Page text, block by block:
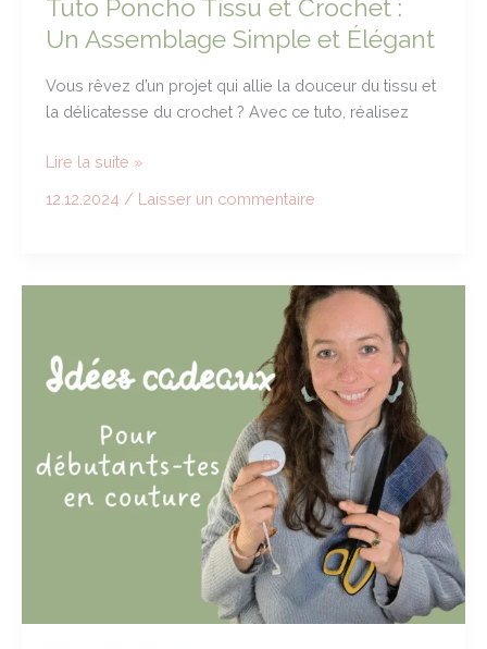
Tuto Poncho Tissu et Crochet :
Un Assemblage Simple et Élégant
Vous rêvez d’un projet qui allie la douceur du tissu et
la délicatesse du crochet ? Avec ce tuto, réalisez
Tuto
:
Simple
et
Lire la suite »
12.12.2024 / Laisser un commentaire